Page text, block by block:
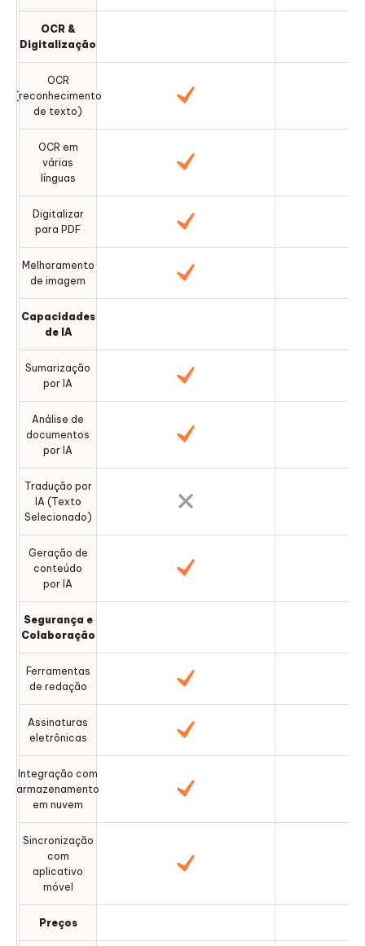
OCR &
Digitalização
OCR
(reconhecimento
de texto)
OCR em
várias
línguas
Digitalizar
para PDF
Melhoramento
de imagem
Capacidades
de IA
Sumarização
por IA
Análise de
documentos
por IA
Tradução por
IA (Texto
Selecionado)
Geração de
conteúdo
por IA
Segurança e
Colaboração
Ferramentas
de redação
Assinaturas
eletrônicas
Integração com
armazenamento
em nuvem
Sincronização
com
aplicativo
móvel
Preços